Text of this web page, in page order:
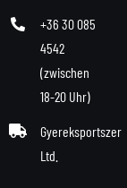
+36 30 085
4542
(zwischen
18-20 Uhr)
Gyereksportszer
Ltd.